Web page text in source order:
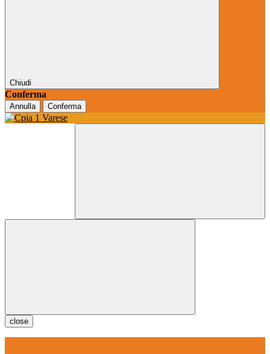
Chiudi
Conferma
Annulla Conferma
close